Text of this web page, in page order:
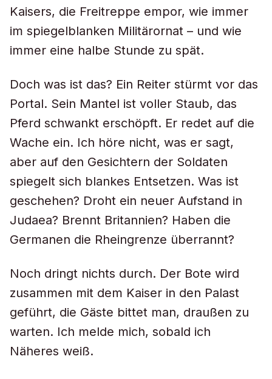
Kaisers, die Freitreppe empor, wie immer
im spiegelblanken Militärornat – und wie
immer eine halbe Stunde zu spät.
Doch was ist das? Ein Reiter stürmt vor das
Portal. Sein Mantel ist voller Staub, das
Pferd schwankt erschöpft. Er redet auf die
Wache ein. Ich höre nicht, was er sagt,
aber auf den Gesichtern der Soldaten
spiegelt sich blankes Entsetzen. Was ist
geschehen? Droht ein neuer Aufstand in
Judaea? Brennt Britannien? Haben die
Germanen die Rheingrenze überrannt?
Noch dringt nichts durch. Der Bote wird
zusammen mit dem Kaiser in den Palast
geführt, die Gäste bittet man, draußen zu
warten. Ich melde mich, sobald ich
Näheres weiß.